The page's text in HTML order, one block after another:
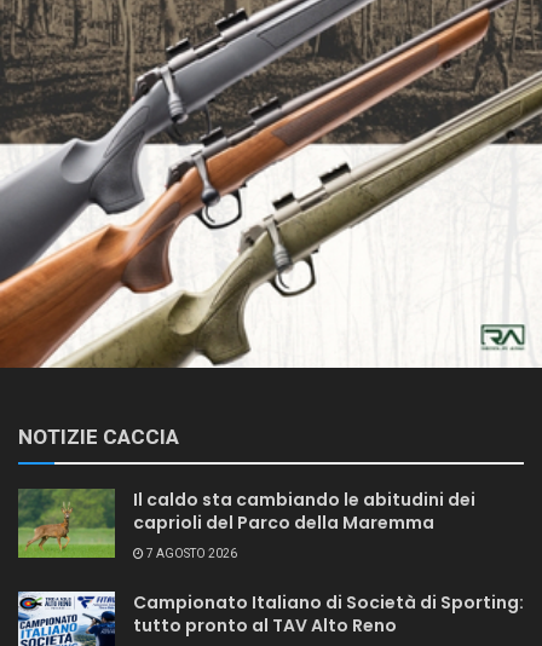
NOTIZIE CACCIA
Il caldo sta cambiando le abitudini dei
caprioli del Parco della Maremma
7 AGOSTO 2026
Campionato Italiano di Società di Sporting:
tutto pronto al TAV Alto Reno